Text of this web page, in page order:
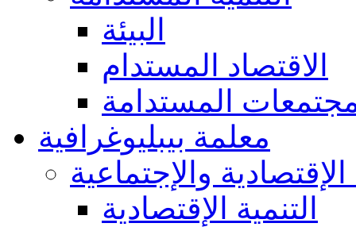
البيئة
الاقتصاد المستدام
المستدامة
معلمة بيبليوغرافية
الإقتصادية والإجتماعية
التنمية الإقتصادية